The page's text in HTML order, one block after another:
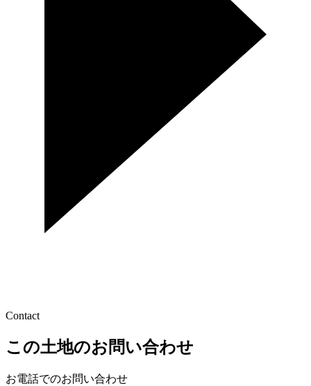
Contact
この土地のお問い合わせ
お電話でのお問い合わせ